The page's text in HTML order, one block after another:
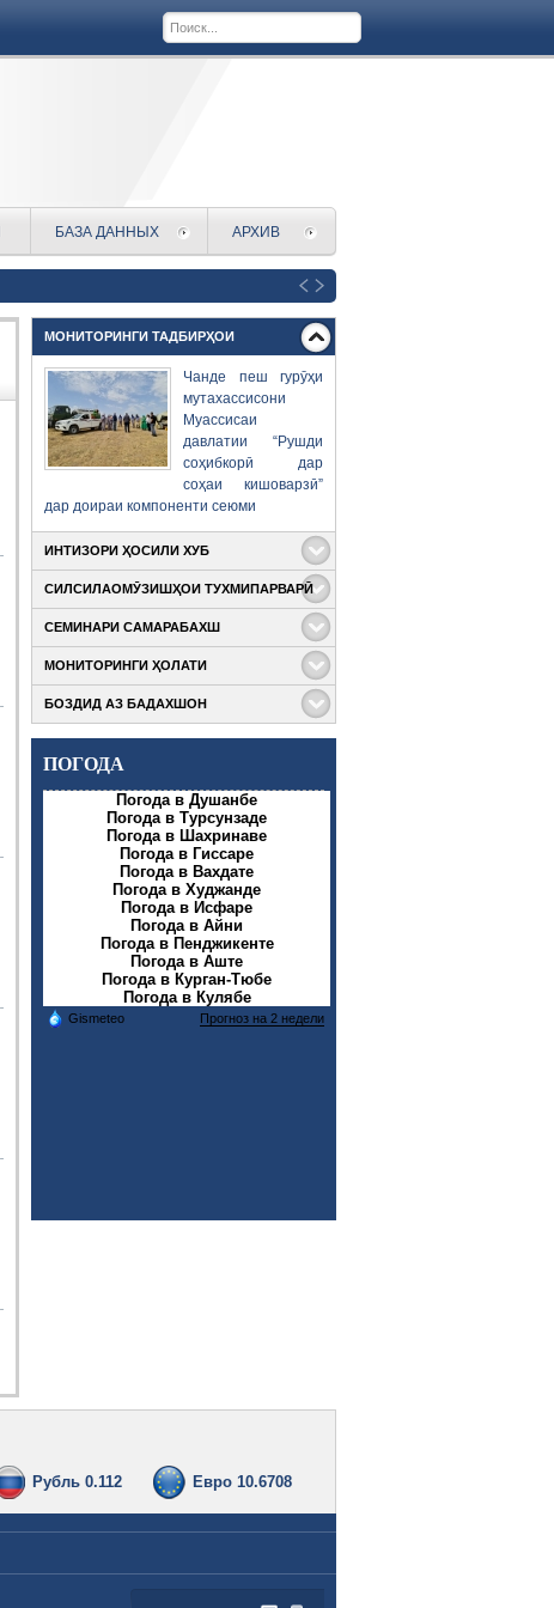
БАЗА ДАННЫХ АРХИВ
МОНИТОРИНГИ ТАДБИРҲОИ
Чанде пеш гурӯҳи
мутахассисони
Муассисаи
давлатии “Рушди
соҳибкорӣ дар
соҳаи кишоварзӣ”
дар доираи компоненти сеюми
ИНТИЗОРИ ҲОСИЛИ ХУБ
Бо мақсади
мушоҳидаи ҳосили
қитъаҳои кишти
гандум, ва пахта,
талаботи дарёфти
сертификати тухмӣ,
СИЛСИЛАОМӮЗИШҲОИ ТУХМИПАРВАРӢ
Дар доираи кӯмаки
техникии ФАО
(Ташкилоти
озуқаворӣ ва
Созмони Милали
Муттаҳид) ба ҷараёни татбиқи Лоиҳаи
СЕМИНАРИ САМАРАБАХШ
Дар доираи
Академияи
таҳсилоти
муҳити зист ва иҷтимоии Лоиҳаи Баланд
МОНИТОРИНГИ ҲОЛАТИ
Дар доираи татбиқи
компоненти якуми
устувории
кишоварзӣ”
мутахассисони Муассисаи давлатии
БОЗДИД АЗ БАДАХШОН
ва сеюми Лоиҳаи
“Баланд
бардоштани
устувории
кишоварзӣ” оид ба сохтмони иншоотҳои
ПОГОДА
Погода в Душанбе
Погода в Турсунзаде
Погода в Шахринаве
Погода в Гиссаре
Погода в Вахдате
Погода в Худжанде
Погода в Исфаре
Погода в Айни
Погода в Пенджикенте
Погода в Аште
Погода в Курган-Тюбе
Погода в Кулябе
Gismeteo Прогноз на 2 недели
Евро 10.6708
Рубль 0.112